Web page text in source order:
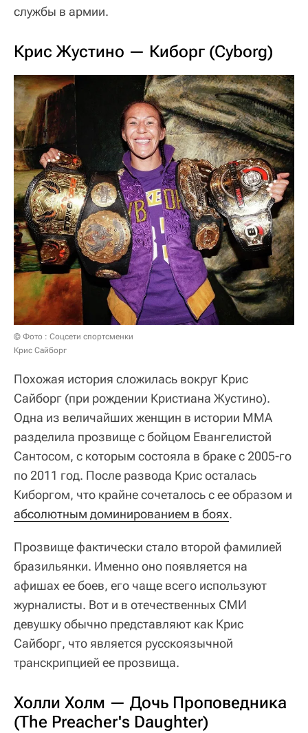
службы в армии.
Крис Жустино — Киборг (Cyborg)
© Фото : Соцсети спортсменки
Крис Сайборг
Похожая история сложилась вокруг Крис
Сайборг (при рождении Кристиана Жустино).
Одна из величайших женщин в истории ММА
разделила прозвище с бойцом Евангелистой
Сантосом, с которым состояла в браке с 2005-го
по 2011 год. После развода Крис осталась
Киборгом, что крайне сочеталось с ее образом и
абсолютным доминированием в боях.
Прозвище фактически стало второй фамилией
бразильянки. Именно оно появляется на
афишах ее боев, его чаще всего используют
журналисты. Вот и в отечественных СМИ
девушку обычно представляют как Крис
Сайборг, что является русскоязычной
транскрипцией ее прозвища.
Холли Холм — Дочь Проповедника
(The Preacher's Daughter)